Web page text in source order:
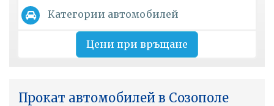
Категории автомобилей
Цени при връщане
Прокат автомобилей в Созополе